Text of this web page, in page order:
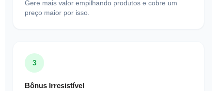
Gere mais valor empilhando produtos e cobre um
preço maior por isso.
3
Bônus Irresistível